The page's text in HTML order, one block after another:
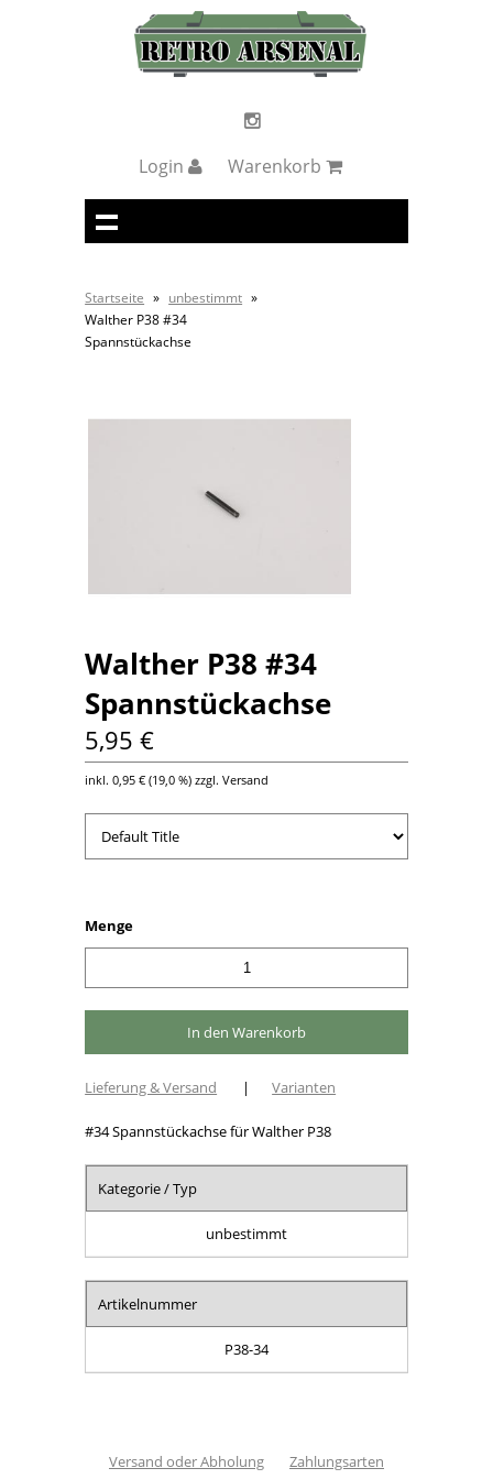
Login Warenkorb
Startseite » unbestimmt »
Walther P38 #34
Spannstückachse
Walther P38 #34
Spannstückachse
5,95 €
inkl.0,95 € (19,0 %) zzgl. Versand
Menge
Lieferung & Versand | Varianten
#34 Spannstückachse für Walther P38
Kategorie / Typ
unbestimmt
Artikelnummer
P38-34
Versand oder Abholung Zahlungsarten